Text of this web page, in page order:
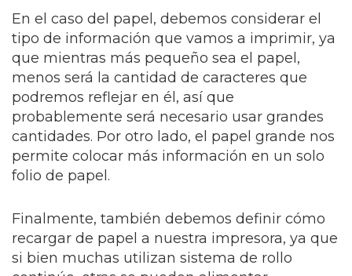
En el caso del papel, debemos considerar el
tipo de información que vamos a imprimir, ya
que mientras más pequeño sea el papel,
menos será la cantidad de caracteres que
podremos reflejar en él, así que
probablemente será necesario usar grandes
cantidades. Por otro lado, el papel grande nos
permite colocar más información en un solo
folio de papel.
Finalmente, también debemos definir cómo
recargar de papel a nuestra impresora, ya que
si bien muchas utilizan sistema de rollo